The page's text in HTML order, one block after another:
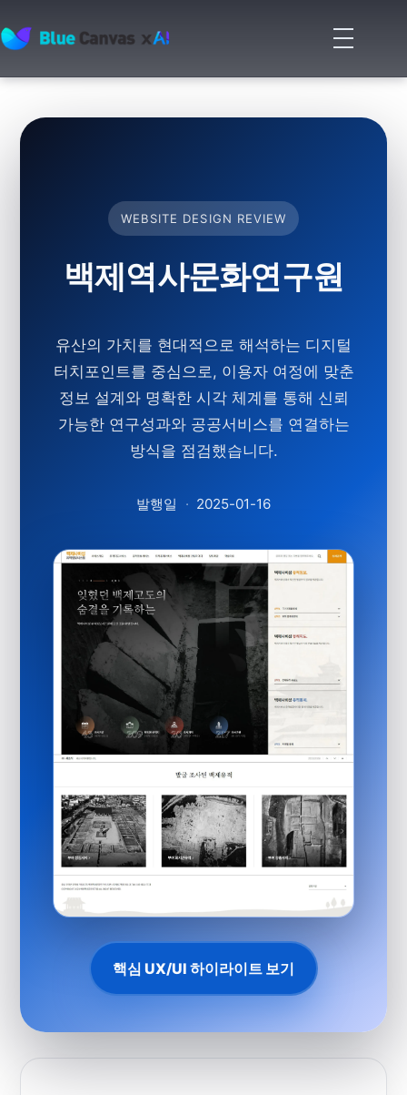
BLUECANVAS
메
뉴
기
WEBSITE DESIGN REVIEW
백제역사문화연구원
유산의 가치를 현대적으로 해석하는 디지털
터치포인트를 중심으로, 이용자 여정에 맞춘
정보 설계와 명확한 시각 체계를 통해 신뢰
가능한 연구성과와 공공서비스를 연결하는
방식을 점검했습니다.
발행일 · 2025-01-16
핵심 UX/UI 하이라이트 보기